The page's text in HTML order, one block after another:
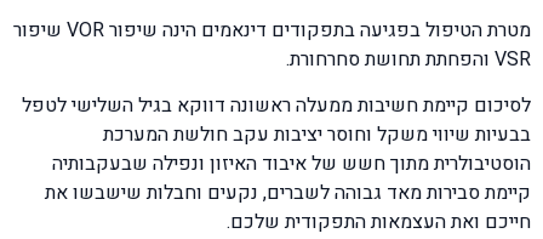
מטרת הטיפול בפגיעה בתפקודים דינאמים הינה שיפור VOR שיפור
VSR והפחתת תחושת סחרחורת.
לסיכום קיימת חשיבות ממעלה ראשונה דווקא בגיל השלישי לטפל
בבעיות שיווי משקל וחוסר יציבות עקב חולשת המערכת
הוסטיבולרית מתוך חשש של איבוד האיזון ונפילה שבעקבותיה
קיימת סבירות מאד גבוהה לשברים, נקעים וחבלות שישבשו את
חייכם ואת העצמאות התפקודית שלכם.